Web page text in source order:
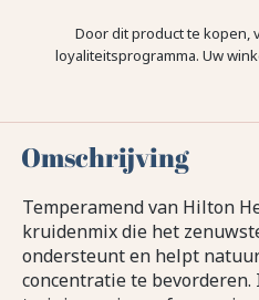
Door dit product te kopen,
loyaliteitsprogramma. Uw
Omschrijving
Temperamend van Hilton
kruidenmix die het
ondersteunt en helpt
concentratie te